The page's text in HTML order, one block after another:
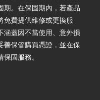
期。在保固期內，若產品
免費提供維修或更換服
涵蓋因不當使用、意外損
善保管購買憑證，並在保
固服務。